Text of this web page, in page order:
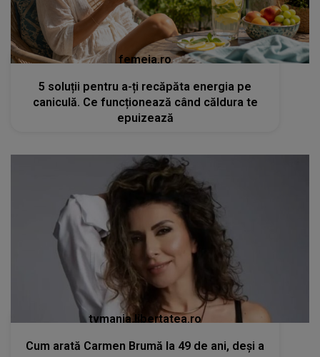
femeia.ro
5 soluții pentru a-ți recăpăta energia pe
caniculă. Ce funcționează când căldura te
epuizează
tvmania.libertatea.ro
Cum arată Carmen Brumă la 49 de ani, deși a